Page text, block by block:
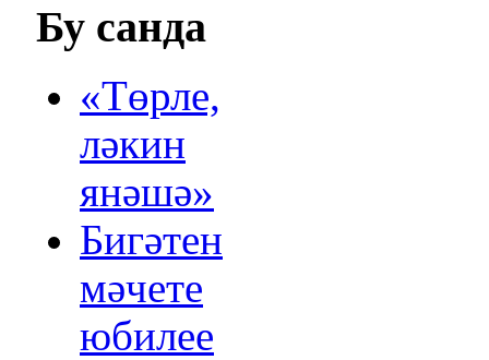
Бу санда
«Төрле,
ләкин
янәшә»
Бигәтен
мәчете
юбилее